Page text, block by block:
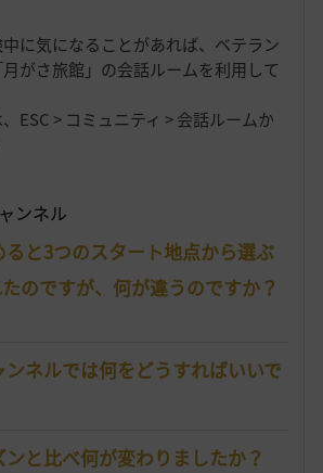
に気になることがあれば、ベテラン
がさ旅館」の会話ルームを利用して
、ESC > コミュニティ > 会話ルームか
ンネル
ると3つのスタート地点から選ぶ
のですが、何が違うのですか？
ンネルでは何をどうすればいいで
と比べ何が変わりましたか？